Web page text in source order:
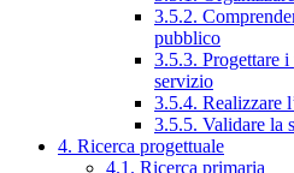
3.5.2.
pubblico
3.5.3. Progettare i
servizio
3.5.4. Realizzare
3.5.5. Validare la
4. Ricerca progettuale
4.1. Ricerca primaria